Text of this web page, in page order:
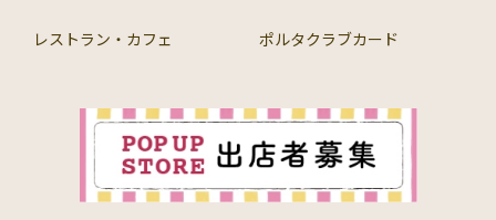
レストラン・カフェ ポルタクラブカード